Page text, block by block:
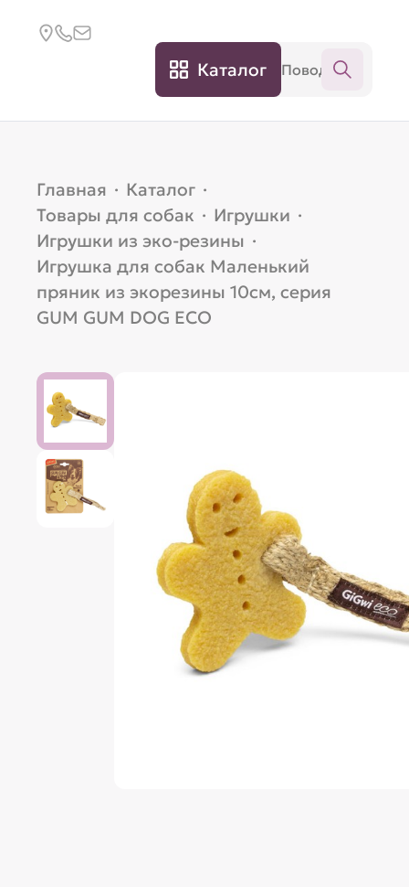
Каталог
Главная · Каталог ·
Товары для собак · Игрушки ·
Игрушки из эко-резины ·
Игрушка для собак Маленький
пряник из экорезины 10см, серия
GUM GUM DOG ECO